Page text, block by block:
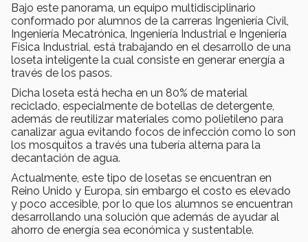
Bajo este panorama, un equipo multidisciplinario
conformado por alumnos de la carreras Ingeniería Civil,
Ingeniería Mecatrónica, Ingeniería Industrial e Ingeniería
Física Industrial, está trabajando en el desarrollo de una
loseta inteligente la cual consiste en generar energía a
través de los pasos.
Dicha loseta está hecha en un 80% de material
reciclado, especialmente de botellas de detergente,
además de reutilizar materiales como polietileno para
canalizar agua evitando focos de infección como lo son
los mosquitos a través una tubería alterna para la
decantación de agua.
Actualmente, este tipo de losetas se encuentran en
Reino Unido y Europa, sin embargo el costo es elevado
y poco accesible, por lo que los alumnos se encuentran
desarrollando una solución que además de ayudar al
ahorro de energía sea económica y sustentable.